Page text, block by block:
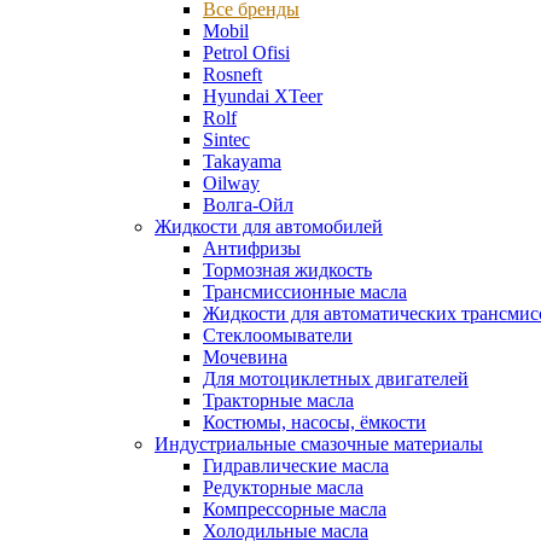
Все бренды
Mobil
Petrol Ofisi
Rosneft
Hyundai XTeer
Rolf
Sintec
Takayama
Oilway
Волга-Ойл
Жидкости для автомобилей
Антифризы
Тормозная жидкость
Трансмиссионные масла
Жидкости для автоматических
Стеклоомыватели
Мочевина
Для мотоциклетных двигателей
Тракторные масла
Костюмы, насосы, ёмкости
Индустриальные смазочные материалы
Гидравлические масла
Редукторные масла
Компрессорные масла
Холодильные масла